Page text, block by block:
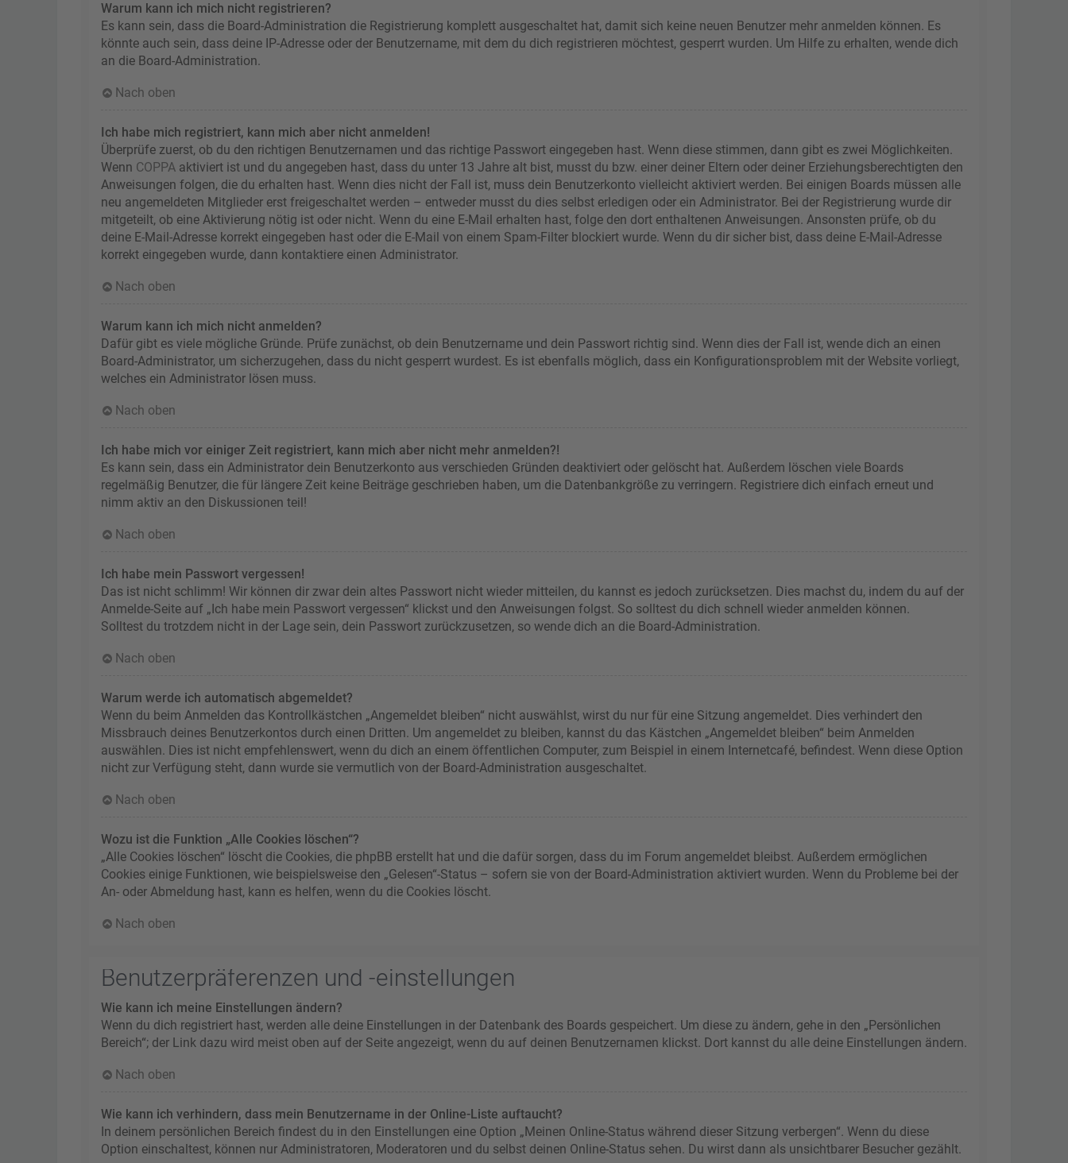
Warum kann ich mich nicht registrieren?
Es kann sein, dass die Board-Administration die Registrierung komplett ausgeschaltet hat, damit sich keine neuen Benutzer mehr anmelden können. Es
könnte auch sein, dass deine IP-Adresse oder der Benutzername, mit dem du dich registrieren möchtest, gesperrt wurden. Um Hilfe zu erhalten, wende dich
an die Board-Administration.
Nach oben
Ich habe mich registriert, kann mich aber nicht anmelden!
Überprüfe zuerst, ob du den richtigen Benutzernamen und das richtige Passwort eingegeben hast. Wenn diese stimmen, dann gibt es zwei Möglichkeiten.
Wenn COPPA aktiviert ist und du angegeben hast, dass du unter 13 Jahre alt bist, musst du bzw. einer deiner Eltern oder deiner Erziehungsberechtigten den
Anweisungen folgen, die du erhalten hast. Wenn dies nicht der Fall ist, muss dein Benutzerkonto vielleicht aktiviert werden. Bei einigen Boards müssen alle
neu angemeldeten Mitglieder erst freigeschaltet werden – entweder musst du dies selbst erledigen oder ein Administrator. Bei der Registrierung wurde dir
mitgeteilt, ob eine Aktivierung nötig ist oder nicht. Wenn du eine E-Mail erhalten hast, folge den dort enthaltenen Anweisungen. Ansonsten prüfe, ob du
deine E-Mail-Adresse korrekt eingegeben hast oder die E-Mail von einem Spam-Filter blockiert wurde. Wenn du dir sicher bist, dass deine E-Mail-Adresse
korrekt eingegeben wurde, dann kontaktiere einen Administrator.
Nach oben
Warum kann ich mich nicht anmelden?
Dafür gibt es viele mögliche Gründe. Prüfe zunächst, ob dein Benutzername und dein Passwort richtig sind. Wenn dies der Fall ist, wende dich an einen
Board-Administrator, um sicherzugehen, dass du nicht gesperrt wurdest. Es ist ebenfalls möglich, dass ein Konfigurationsproblem mit der Website vorliegt,
welches ein Administrator lösen muss.
Nach oben
Ich habe mich vor einiger Zeit registriert, kann mich aber nicht mehr anmelden?!
Es kann sein, dass ein Administrator dein Benutzerkonto aus verschieden Gründen deaktiviert oder gelöscht hat. Außerdem löschen viele Boards
regelmäßig Benutzer, die für längere Zeit keine Beiträge geschrieben haben, um die Datenbankgröße zu verringern. Registriere dich einfach erneut und
nimm aktiv an den Diskussionen teil!
Nach oben
Ich habe mein Passwort vergessen!
Das ist nicht schlimm! Wir können dir zwar dein altes Passwort nicht wieder mitteilen, du kannst es jedoch zurücksetzen. Dies machst du, indem du auf der
Anmelde-Seite auf „Ich habe mein Passwort vergessen“ klickst und den Anweisungen folgst. So solltest du dich schnell wieder anmelden können.
Solltest du trotzdem nicht in der Lage sein, dein Passwort zurückzusetzen, so wende dich an die Board-Administration.
Nach oben
Warum werde ich automatisch abgemeldet?
Wenn du beim Anmelden das Kontrollkästchen „Angemeldet bleiben“ nicht auswählst, wirst du nur für eine Sitzung angemeldet. Dies verhindert den
Missbrauch deines Benutzerkontos durch einen Dritten. Um angemeldet zu bleiben, kannst du das Kästchen „Angemeldet bleiben“ beim Anmelden
auswählen. Dies ist nicht empfehlenswert, wenn du dich an einem öffentlichen Computer, zum Beispiel in einem Internetcafé, befindest. Wenn diese Option
nicht zur Verfügung steht, dann wurde sie vermutlich von der Board-Administration ausgeschaltet.
Nach oben
Wozu ist die Funktion „Alle Cookies löschen“?
„Alle Cookies löschen“ löscht die Cookies, die phpBB erstellt hat und die dafür sorgen, dass du im Forum angemeldet bleibst. Außerdem ermöglichen
Cookies einige Funktionen, wie beispielsweise den „Gelesen“-Status – sofern sie von der Board-Administration aktiviert wurden. Wenn du Probleme bei der
An- oder Abmeldung hast, kann es helfen, wenn du die Cookies löscht.
Nach oben
Benutzerpräferenzen und -einstellungen
Wie kann ich meine Einstellungen ändern?
Wenn du dich registriert hast, werden alle deine Einstellungen in der Datenbank des Boards gespeichert. Um diese zu ändern, gehe in den „Persönlichen
Bereich“; der Link dazu wird meist oben auf der Seite angezeigt, wenn du auf deinen Benutzernamen klickst. Dort kannst du alle deine Einstellungen ändern.
Nach oben
Wie kann ich verhindern, dass mein Benutzername in der Online-Liste auftaucht?
In deinem persönlichen Bereich findest du in den Einstellungen eine Option „Meinen Online-Status während dieser Sitzung verbergen“. Wenn du diese
Option einschaltest, können nur Administratoren, Moderatoren und du selbst deinen Online-Status sehen. Du wirst dann als unsichtbarer Besucher gezählt.